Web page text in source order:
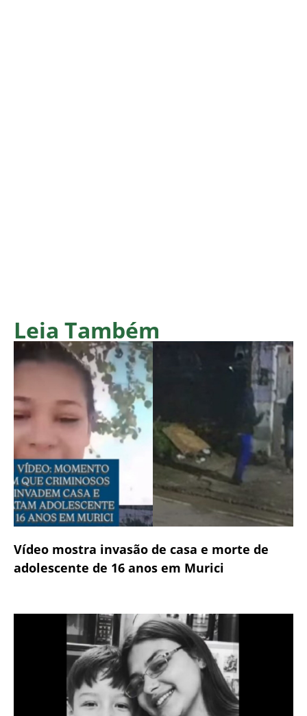
Leia Também
Vídeo mostra invasão de casa e morte de
adolescente de 16 anos em Murici